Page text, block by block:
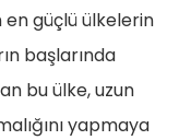
en güçlü ülkelerin
başlarında
bu ülke, uzun
yapmaya